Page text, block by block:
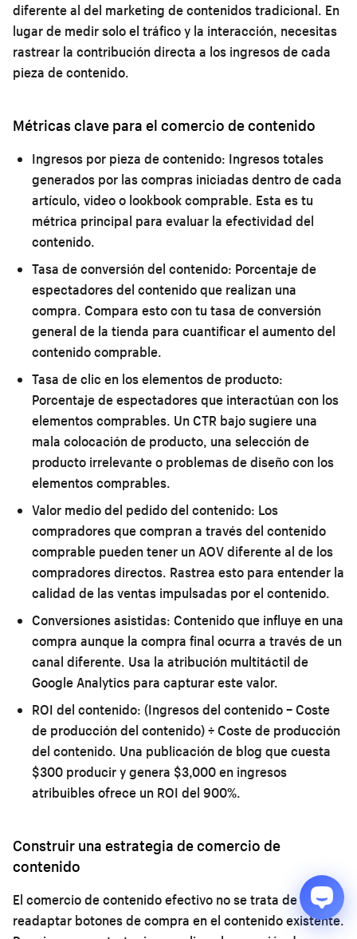
diferente al del marketing de contenidos tradicional. En
lugar de medir solo el tráfico y la interacción, necesitas
rastrear la contribución directa a los ingresos de cada
pieza de contenido.
Métricas clave para el comercio de contenido
Ingresos por pieza de contenido: Ingresos totales
generados por las compras iniciadas dentro de cada
artículo, video o lookbook comprable. Esta es tu
métrica principal para evaluar la efectividad del
contenido.
Tasa de conversión del contenido: Porcentaje de
espectadores del contenido que realizan una
compra. Compara esto con tu tasa de conversión
general de la tienda para cuantificar el aumento del
contenido comprable.
Tasa de clic en los elementos de producto:
Porcentaje de espectadores que interactúan con los
elementos comprables. Un CTR bajo sugiere una
mala colocación de producto, una selección de
producto irrelevante o problemas de diseño con los
elementos comprables.
Valor medio del pedido del contenido: Los
compradores que compran a través del contenido
comprable pueden tener un AOV diferente al de los
compradores directos. Rastrea esto para entender la
calidad de las ventas impulsadas por el contenido.
Conversiones asistidas: Contenido que influye en una
compra aunque la compra final ocurra a través de un
canal diferente. Usa la atribución multitáctil de
Google Analytics para capturar este valor.
ROI del contenido: (Ingresos del contenido − Coste
de producción del contenido) ÷ Coste de producción
del contenido. Una publicación de blog que cuesta
$300 producir y genera $3,000 en ingresos
atribuibles ofrece un ROI del 900%.
Construir una estrategia de comercio de
contenido
El comercio de contenido efectivo no se trata de
readaptar botones de compra en el contenido existente.